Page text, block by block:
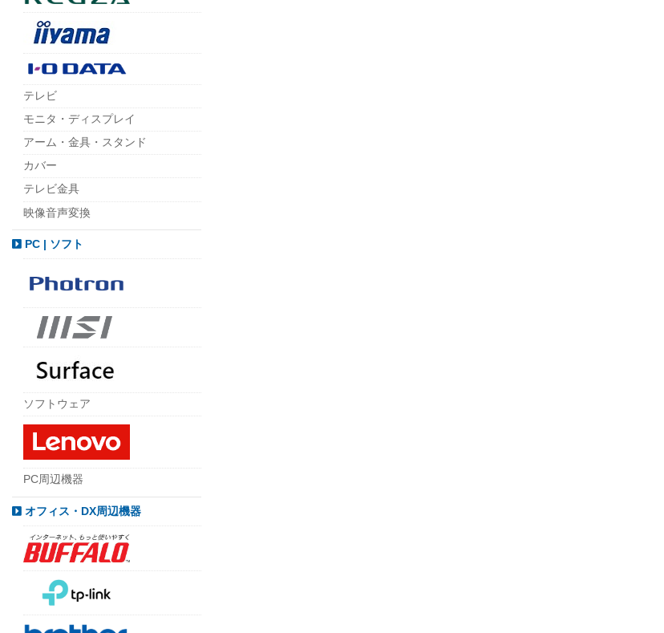
テレビ
モニタ・ディスプレイ
アーム・金具・スタンド
カバー
テレビ金具
映像音声変換
PC | ソフト
ソフトウェア
PC周辺機器
オフィス・DX周辺機器